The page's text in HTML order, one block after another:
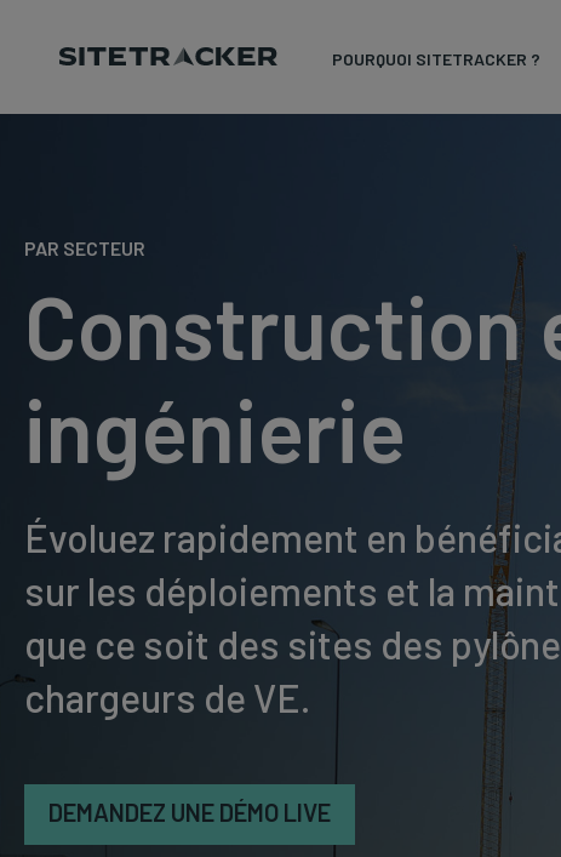
POURQUOI SITETRACKER ?
PAR SECTEUR
Construction
ingénierie
Évoluez rapidement en
sur les déploiements et la
que ce soit des sites des
chargeurs de VE.
DEMANDEZ UNE DÉMO LIVE